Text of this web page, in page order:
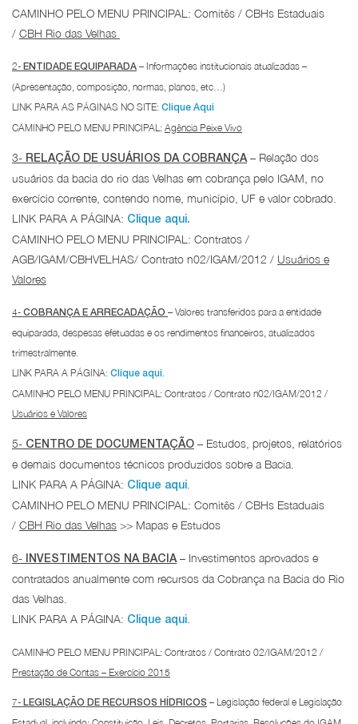
CAMINHO PELO MENU PRINCIPAL: Comitês / CBHs Estaduais
/ CBH Rio das Velhas
2- ENTIDADE EQUIPARADA – Informações institucionais atualizadas –
(Apresentação, composição, normas, planos, etc…)
LINK PARA AS PÁGINAS NO SITE: Clique Aqui
CAMINHO PELO MENU PRINCIPAL: Agência Peixe Vivo
3- RELAÇÃO DE USUÁRIOS DA COBRANÇA – Relação dos
usuários da bacia do rio das Velhas em cobrança pelo IGAM, no
exercício corrente, contendo nome, município, UF e valor cobrado.
LINK PARA A PÁGINA: Clique aqui.
CAMINHO PELO MENU PRINCIPAL: Contratos /
AGB/IGAM/CBHVELHAS/ Contrato n02/IGAM/2012 / Usuários e
Valores
4- COBRANÇA E ARRECADAÇÃO – Valores transferidos para a entidade
equiparada, despesas efetuadas e os rendimentos financeiros, atualizados
trimestralmente.
LINK PARA A PÁGINA: Clique aqui.
CAMINHO PELO MENU PRINCIPAL: Contratos / Contrato n02/IGAM/2012 /
Usuários e Valores
5- CENTRO DE DOCUMENTAÇÃO – Estudos, projetos, relatórios
e demais documentos técnicos produzidos sobre a Bacia.
LINK PARA A PÁGINA: Clique aqui
CAMINHO PELO MENU PRINCIPAL: Comitês / CBHs Estaduais
/ CBH Rio das Velhas >> Mapas e Estudos
6- INVESTIMENTOS NA BACIA – Investimentos aprovados e
contratados anualmente com recursos da Cobrança na Bacia do Rio
das Velhas.
LINK PARA A PÁGINA: Clique aqui
CAMINHO PELO MENU PRINCIPAL: Contratos / Contrato 02/IGAM/2012 /
Prestação de Contas – Exercício 2015
7- LEGISLAÇÃO DE RECURSOS HÍDRICOS – Legislação federal e Legislação